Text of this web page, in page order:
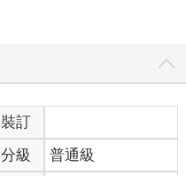
裝訂
分級 普通級